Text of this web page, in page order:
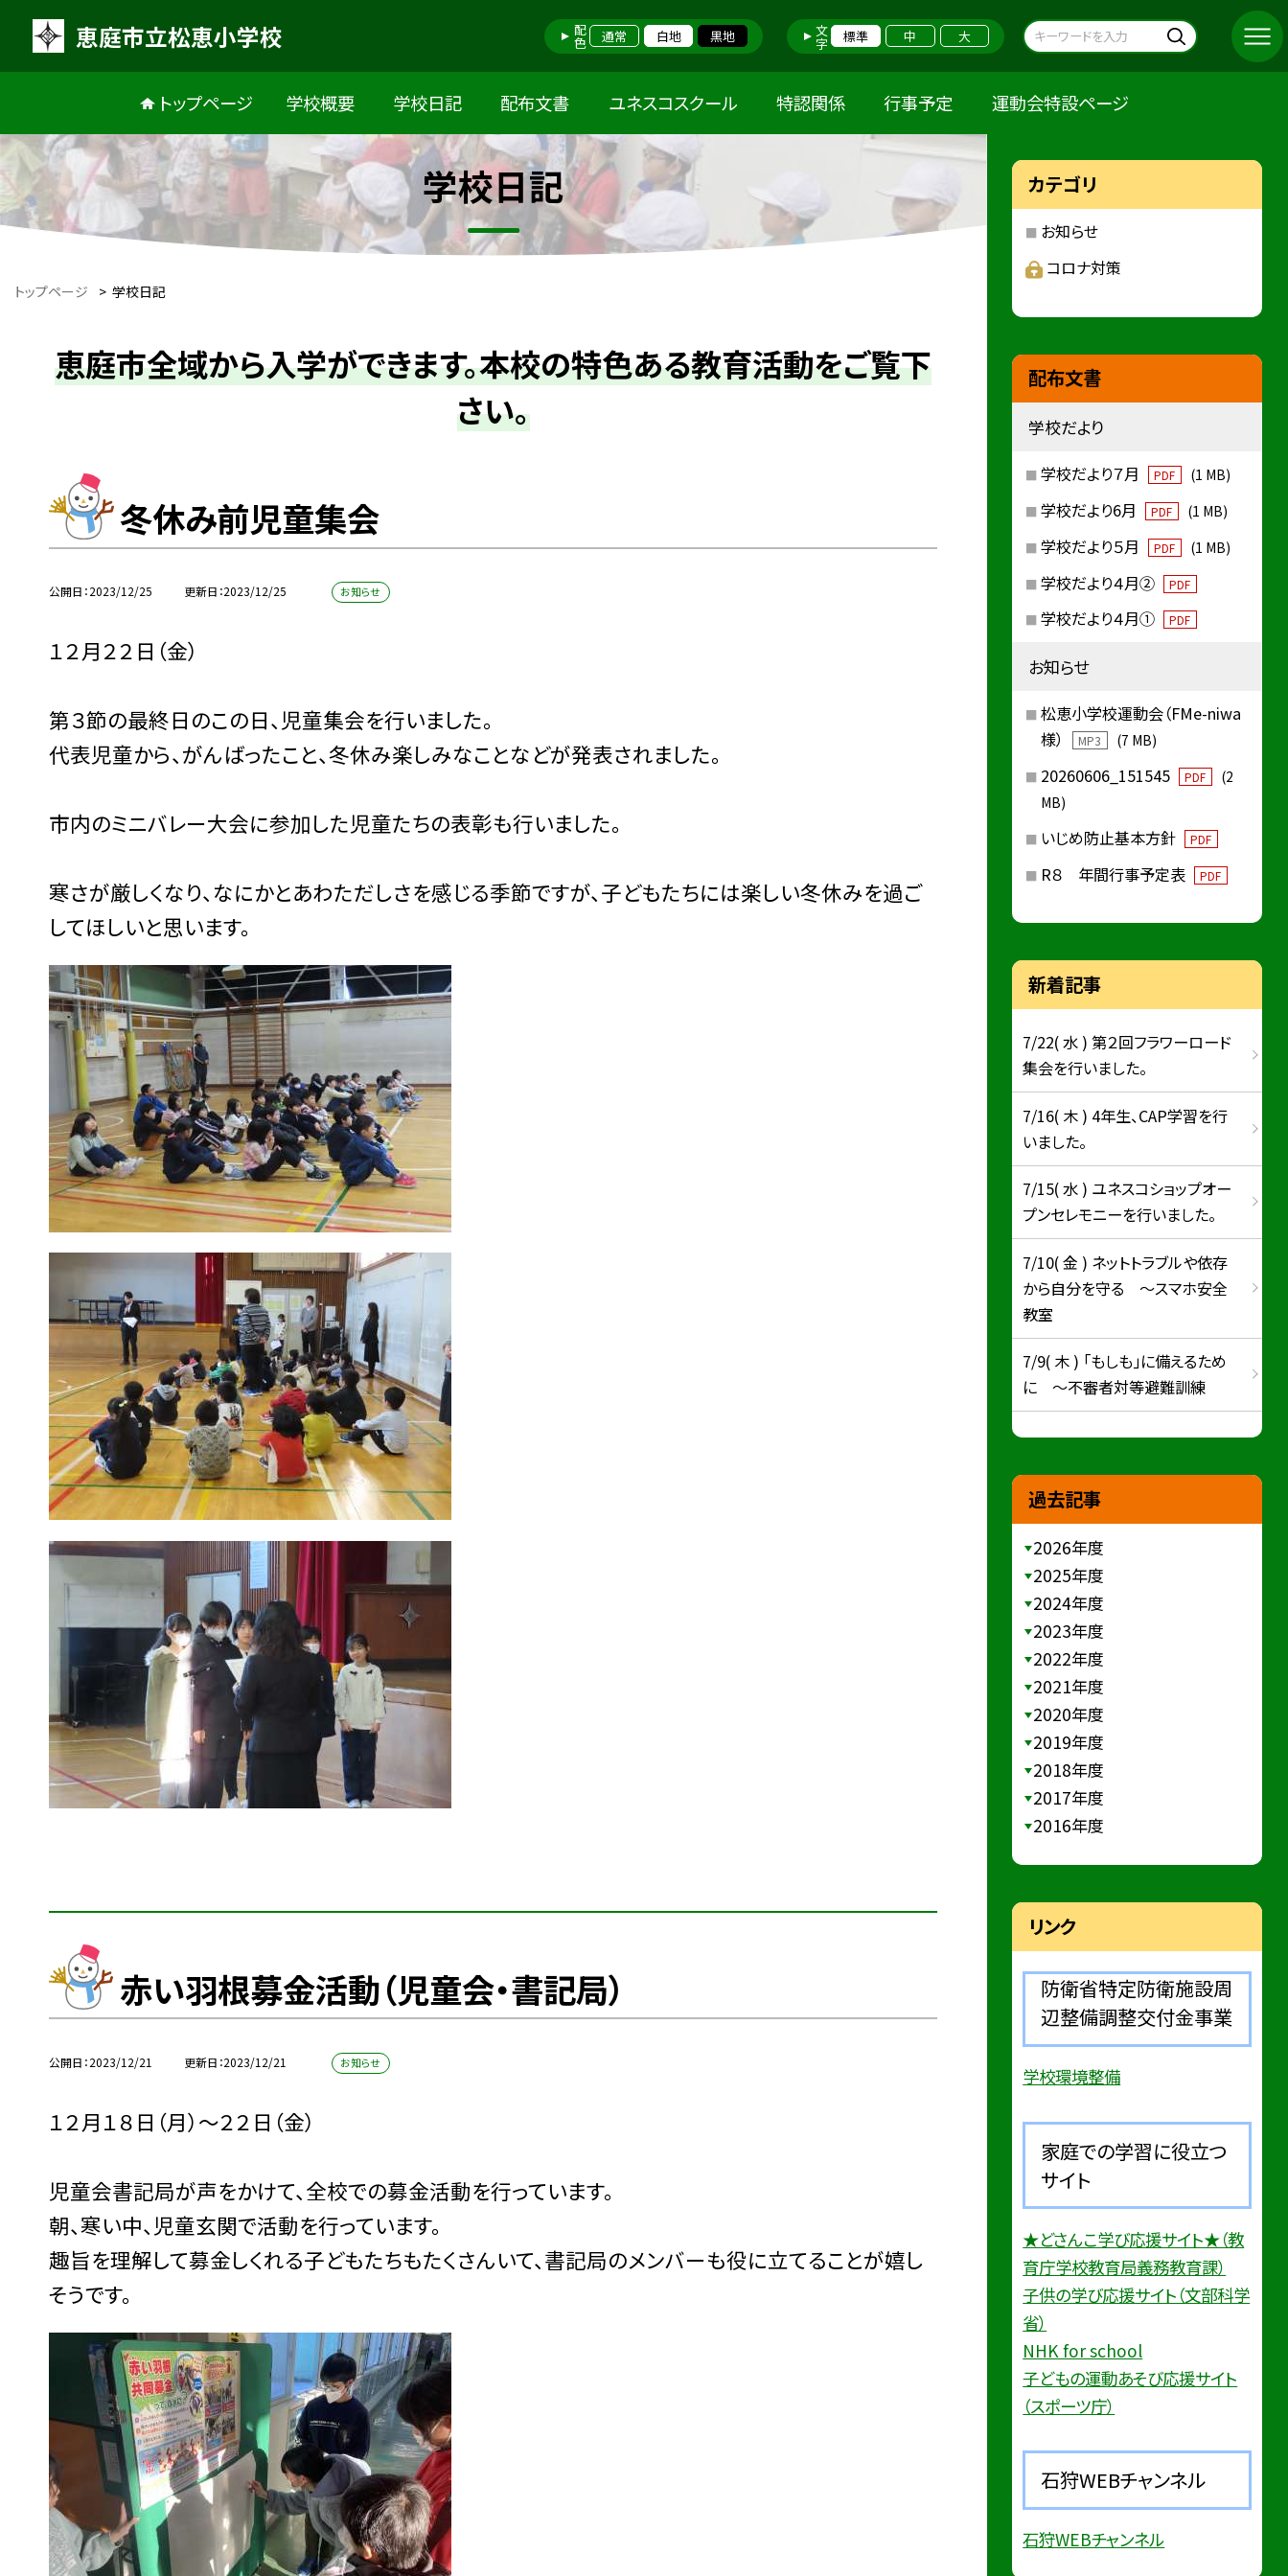
恵庭市立松恵小学校 配色 通常 白地 黒地 文字 標準 中 大
トップページ 学校概要 学校日記 配布文書 ユネスコスクール 特認関係 行事予定 運動会特設ページ
学校日記
トップページ > 学校日記
恵庭市全域から入学ができます。本校の特色ある教育活動をご覧下
さい。
冬休み前児童集会
公開日 2023/12/25 更新日 2023/12/25 お知らせ
１２月２２日（金）
第３節の最終日のこの日、児童集会を行いました。
代表児童から、がんばったこと、冬休み楽しみなことなどが発表されました。
市内のミニバレー大会に参加した児童たちの表彰も行いました。
寒さが厳しくなり、なにかとあわただしさを感じる季節ですが、子どもたちには楽しい冬休みを過ご
してほしいと思います。
赤い羽根募金活動（児童会・書記局）
公開日 2023/12/21 更新日 2023/12/21 お知らせ
１２月１８日（月）〜２２日（金）
児童会書記局が声をかけて、全校での募金活動を行っています。
朝、寒い中、児童玄関で活動を行っています。
趣旨を理解して募金しくれる子どもたちもたくさんいて、書記局のメンバーも役に立てることが嬉し
そうです。
カテゴリ
お知らせ
コロナ対策
配布文書
学校だより
学校だより７月 PDF (1 MB)
学校だより6月 PDF (1 MB)
学校だより５月 PDF (1 MB)
学校だより４月② PDF
学校だより４月① PDF
お知らせ
松恵小学校運動会（FMe-niwa
様）
MP3 (7 MB)
20260606_151545 PDF
(2
MB)
いじめ防止基本方針 PDF
R８ 年間行事予定表 PDF
新着記事
7/22( 水 ) 第２回フラワーロード
集会を行いました。
7/16( 木 ) 4年生、CAP学習を行
いました。
7/15( 水 ) ユネスコショップオー
プンセレモニーを行いました。
7/10( 金 ) ネットトラブルや依存
から自分を守る ～スマホ安全
教室
7/9( 木 ) 「もしも」に備えるため
に ～不審者対等避難訓練
過去記事
2026年度
2025年度
2024年度
2023年度
2022年度
2021年度
2020年度
2019年度
2018年度
2017年度
2016年度
リンク
防衛省特定防衛施設周
辺整備調整交付金事業
学校環境整備
家庭での学習に役立つ
サイト
★どさんこ学び応援サイト★（教
育庁学校教育局義務教育課）
子供の学び応援サイト（文部科学
省）
NHK for school
子どもの運動あそび応援サイト
（スポーツ庁）
石狩WEBチャンネル
石狩WEBチャンネル